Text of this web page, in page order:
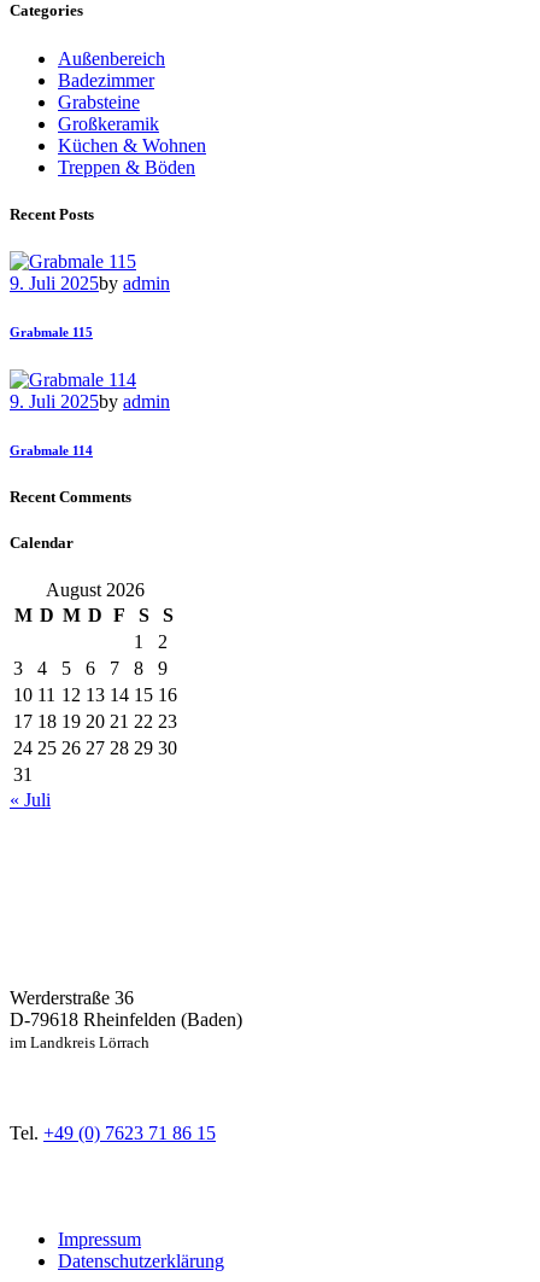
Categories
Außenbereich
Badezimmer
Grabsteine
Großkeramik
Küchen & Wohnen
Treppen & Böden
Recent Posts
9. Juli 2025by admin
Grabmale 115
9. Juli 2025by admin
Grabmale 114
Recent Comments
Calendar
August 2026
M D M D F S
S
1
2
3
4 5 6 7 8
9
10 11 12 13 14 15 16
17 18 19 20 21 22 23
24 25 26 27 28 29 30
31
« Juli
Werderstraße 36
D-79618 Rheinfelden (Baden)
im Landkreis Lörrach
Tel. +49 (0) 7623 71 86 15
Impressum
Datenschutzerklärung